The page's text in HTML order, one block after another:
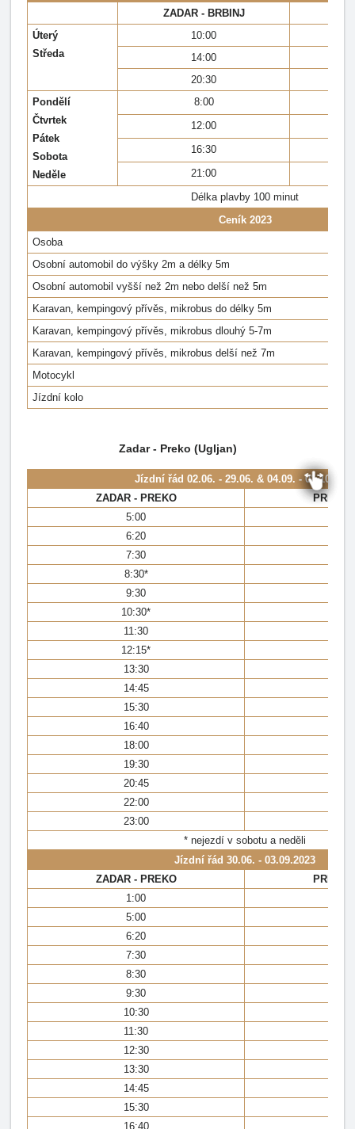
ZADAR - BRBINJ
Úterý
Středa
10:00
14:00
20:30
Pondělí
Čtvrtek
Pátek
Sobota
Neděle
8:00
12:00
16:30
21:00
Délka plavby 100 minut
Ceník 2023
Osoba
Osobní automobil do výšky 2m a délky 5m
Osobní automobil vyšší než 2m nebo delší než 5m
Karavan, kempingový přívěs, mikrobus do délky 5m
Karavan, kempingový přívěs, mikrobus dlouhý 5-7m
Karavan, kempingový přívěs, mikrobus delší než 7m
Motocykl
Jízdní kolo
Zadar - Preko (Ugljan)
Jízdní řád 02.06. - 29.06. & 04.09. - 01.10.2023
ZADAR - PREKO
PREKO
5:00
6:20
7:30
8:30*
9:30
10:30*
11:30
12:15*
13:30
14:45
15:30
16:40
18:00
19:30
20:45
22:00
23:00
* nejezdí v sobotu a neděli
Jízdní řád 30.06. - 03.09.2023
ZADAR - PREKO
PREKO
1:00
5:00
6:20
7:30
8:30
9:30
10:30
11:30
12:30
13:30
14:45
15:30
16:40